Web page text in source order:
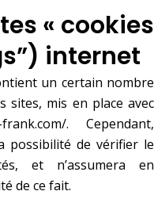
« cookies
internet
un certain nombre
sites, mis en place avec
. Cependant,
possibilité de vérifier le
et n’assumera en
de ce fait.